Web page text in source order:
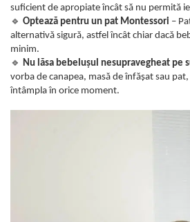
suficient de apropiate încât să nu permită
🔹 Optează pentru un pat Montessori –
alternativă sigură, astfel încât chiar dacă
minim.
🔹 Nu lăsa bebelușul nesupravegheat pe
vorba de canapea, masă de înfășat sau
întâmpla în orice moment.